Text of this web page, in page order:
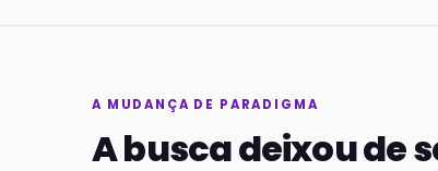
A MUDANÇA DE PARADIGMA
A busca deixou de